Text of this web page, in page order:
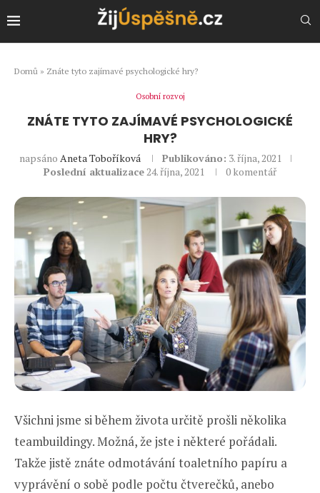
Domů » Znáte tyto zajímavé psychologické hry?
Osobní rozvoj
ZNÁTE TYTO ZAJÍMAVÉ PSYCHOLOGICKÉ
HRY?
napsáno Aneta Toboříková Publikováno: 3. října, 2021
Poslední aktualizace24. října, 2021 0 komentář
Všichni jsme si během života určitě prošli několika
teambuildingy. Možná, že jste i některé pořádali.
Takže jistě znáte odmotávání toaletního papíru a
vyprávění o sobě podle počtu čtverečků, anebo